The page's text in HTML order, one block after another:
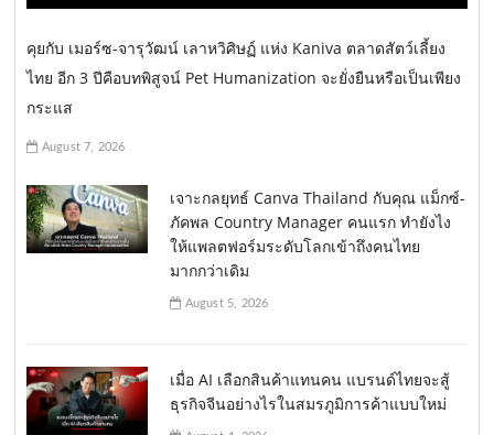
คุยกับ เมอร์ซ-จารุวัฒน์ เลาหวิศิษฏ์ แห่ง Kaniva ตลาดสัตว์เลี้ยง
ไทย อีก 3 ปีคือบทพิสูจน์ Pet Humanization จะยั่งยืนหรือเป็นเพียง
กระแส
August 7, 2026
เจาะกลยุทธ์ Canva Thailand กับคุณ แม็กซ์-
ภัคพล Country Manager คนแรก ทำยังไง
ให้แพลตฟอร์มระดับโลกเข้าถึงคนไทย
มากกว่าเดิม
August 5, 2026
เมื่อ AI เลือกสินค้าแทนคน แบรนด์ไทยจะสู้
ธุรกิจจีนอย่างไรในสมรภูมิการค้าแบบใหม่